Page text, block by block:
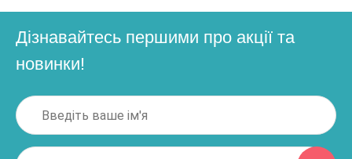
Дізнавайтесь першими про акції та
новинки!